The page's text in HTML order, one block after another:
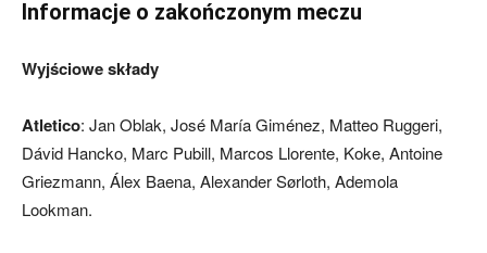
Informacje o zakończonym meczu
Wyjściowe składy
Atletico: Jan Oblak, José María Giménez, Matteo Ruggeri,
Dávid Hancko, Marc Pubill, Marcos Llorente, Koke, Antoine
Griezmann, Álex Baena, Alexander Sørloth, Ademola
Lookman.